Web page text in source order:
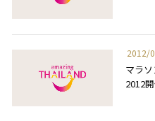
2012/
マラ
2012